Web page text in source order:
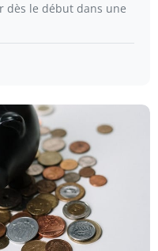
dès le début dans une